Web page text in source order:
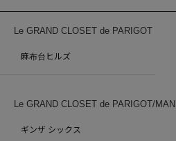
Le GRAND CLOSET de PARIGOT
麻布台ヒルズ
Le GRAND CLOSET de PARIGOT/MAN
ギンザ シックス